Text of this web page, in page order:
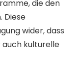
die den
Diese
wider, dass
kulturelle